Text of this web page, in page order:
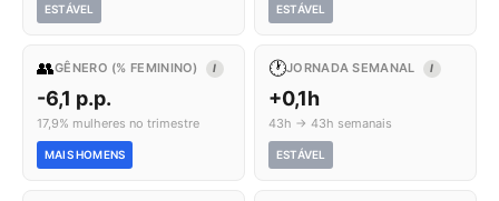
ESTÁVEL ESTÁVEL
👥GÊNERO (% FEMININO) I
-6,1 p.p.
17,9% mulheres no trimestre
MAIS HOMENS
🕐JORNADA SEMANAL I
+0,1h
43h → 43h semanais
ESTÁVEL